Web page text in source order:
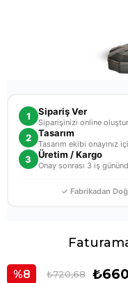
1 Sipariş Ver
Siparişinizi online
2 Tasarım
Tasarım ekibi onayınız
3 Üretim / Kargo
Onay sonrası 3 iş
✓ Fabrikadan
8 ₺720,68